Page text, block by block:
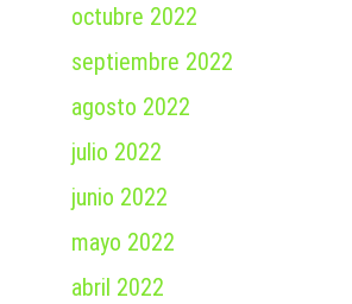
octubre 2022
septiembre 2022
agosto 2022
julio 2022
junio 2022
mayo 2022
abril 2022